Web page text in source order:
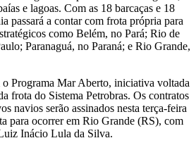
e lagoas. Com as 18 barcaças e 18
passará a contar com frota própria para
como Belém, no Pará; Rio de
Paranaguá, no Paraná; e Rio Grande,
o Programa Mar Aberto, iniciativa voltada
frota do Sistema Petrobras. Os contratos
navios serão assinados nesta terça-feira
para ocorrer em Rio Grande (RS), com
Inácio Lula da Silva.